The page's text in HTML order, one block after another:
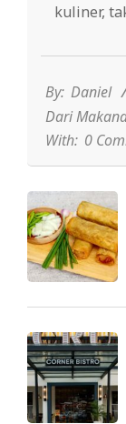
kuliner,
21
By: Daniel
Dari
With: 0